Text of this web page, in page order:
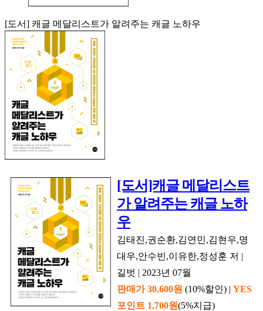
[도서] 캐글 메달리스트가 알려주는 캐글 노하우
[도서]캐글 메달리스트
가 알려주는 캐글 노하
우
김태진,권순환,김연민,김현우,명
대우,안수빈,이유한,정성훈 저 |
길벗 | 2023년 07월
판매가 30,600원 (10%할인) | YES
포인트 1,700원(5%지급)